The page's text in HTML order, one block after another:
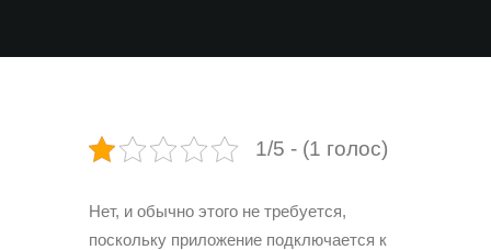
1/5 - (1 голос)
Нет, и обычно этого не требуется,
поскольку приложение подключается к